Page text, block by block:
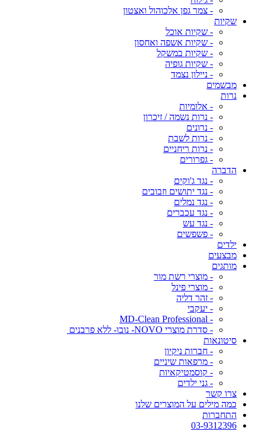
- צמר גפן אלכוהול ואצטון
שקיות
- שקיות אוכל
- שקיות אשפה ואחסון
- שקיות במשקל
- שקיות גופיה
- ניילון נצמד
מבשמים
נרות
- אלומיות
- נרות נשמה / זיכרון
- נרונים
- נרות לשבת
- נרות ריחניים
- גפרורים
הדברה
- נגד ג'וקים
- נגד יתושים וזבובים
- נגד נמלים
- נגד עכברים
- נגד עש
- פשפשים
ילדים
מבצעים
מותגים
- מוצרי רשת מור
- מוצרי פינל
- זהר דליה
- יעקבי
- MD-Clean Professional
- סדרת מוצרי NOVO- נובו- ללא פרבנים
סיטונאות
- חברות ניקיון
- מרפאות שיניים
- קוסמטיקאיות
- גני ילדים
צרו קשר
כמה מילים על המוצרים שלנו
התחברות
03-9312396